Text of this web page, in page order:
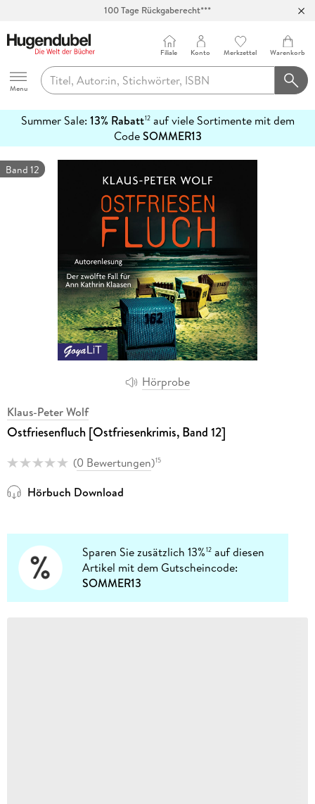
100 Tage Rückgaberecht***
Hugendubel
Menu
Filiale Konto Merkzettel Warenkorb
Summer Sale: 13% Rabatt12auf viele Sortimente mit dem
CodeSOMMER13
erfahren
Hörprobe
Band 12
Klaus-Peter Wolf
Ostfriesenfluch [Ostfriesenkrimis, Band 12]
(0 Bewertungen)15
Hörbuch Download
Sparen Sie zusätzlich 13%12 auf diesen
Artikel mit dem Gutscheincode:
SOMMER13